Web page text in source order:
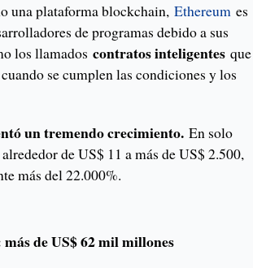
una plataforma blockchain,Ethereum es
de programas debido a sus
los llamadoscontratos inteligentes que
se cumplen las condiciones y los
un tremendo crecimiento.En solo
de US$ 11 a más de US$ 2.500,
más del 22.000%.
de US$ 62 mil millones